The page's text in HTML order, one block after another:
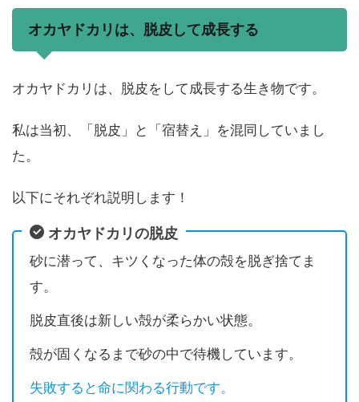
オカヤドカリは、脱皮して成長する
オカヤドカリは、脱皮をして成長する生き物です。
私は当初、「脱皮」と「宿替え」を混同していまし
た。
以下にそれぞれ説明します！
オカヤドカリの脱皮
砂に潜って、キツくなった体の殻を脱ぎ捨てま
す。
脱皮直後は新しい殻が柔らかい状態。
殻が固くなるまで砂の中で待機しています。
失敗すると命に関わる行動です。